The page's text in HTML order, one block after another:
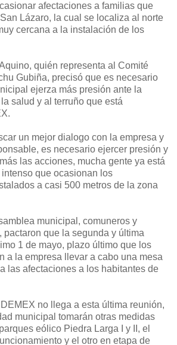
afectaciones a familias que
Lázaro, la cual se localiza al norte
cercana a la instalación de los
quién representa al Comité
Gubiña, precisó que es necesario
ejerza más presión ante la
salud y al terruño que está
un mejor dialogo con la empresa y
es necesario ejercer presión y
las acciones, mucha gente ya está
que ocasionan los
a casi 500 metros de la zona
municipal, comuneros y
pactaron que la segunda y última
1 de mayo, plazo último que los
a la empresa llevar a cabo una mesa
las afectaciones a los habitantes de
no llega a esta última reunión,
municipal tomarán otras medidas
eólico Piedra Larga I y II, el
y el otro en etapa de